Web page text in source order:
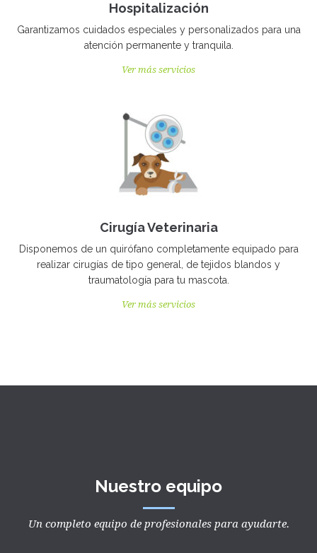
Hospitalización
Garantizamos cuidados especiales y personalizados para una
atención permanente y tranquila.
Ver más servicios
Cirugía Veterinaria
Disponemos de un quirófano completamente equipado para
realizar cirugías de tipo general, de tejidos blandos y
traumatología para tu mascota.
Ver más servicios
Nuestro equipo
Un completo equipo de profesionales para ayudarte.